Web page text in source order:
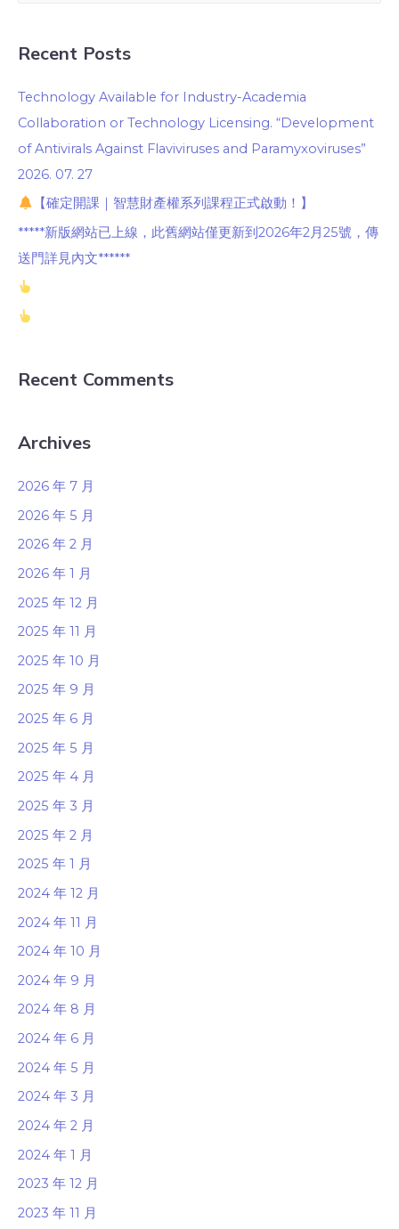
Recent Posts
Technology Available for Industry-Academia
Collaboration or Technology Licensing. “Development
of Antivirals Against Flaviviruses and Paramyxoviruses”
2026. 07. 27
【確定開課｜智慧財產權系列課程正式啟動！】
*****新版網站已上線，此舊網站僅更新到2026年2月25號，傳
送門詳見內文******
Recent Comments
Archives
2026 年 7 月
2026 年 5 月
2026 年 2 月
2026 年 1 月
2025 年 12 月
2025 年 11 月
2025 年 10 月
2025 年 9 月
2025 年 6 月
2025 年 5 月
2025 年 4 月
2025 年 3 月
2025 年 2 月
2025 年 1 月
2024 年 12 月
2024 年 11 月
2024 年 10 月
2024 年 9 月
2024 年 8 月
2024 年 6 月
2024 年 5 月
2024 年 3 月
2024 年 2 月
2024 年 1 月
2023 年 12 月
2023 年 11 月